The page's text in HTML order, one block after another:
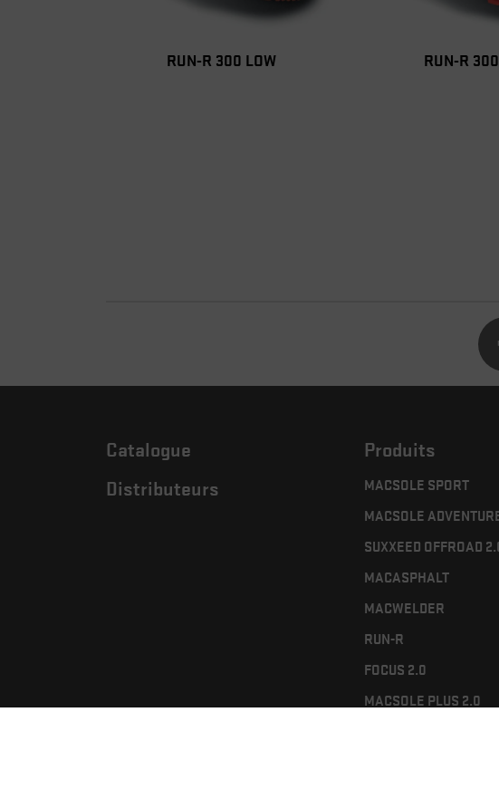
RUN-R 300 LOW RUN-R
Catalogue
Distributeurs
Produits
MACSOLE SPORT
MACSOLE
SUXXEED OFFROAD
MACASPHALT
MACWELDER
RUN-R
FOCUS 2.0
MACSOLE PLUS 2.0